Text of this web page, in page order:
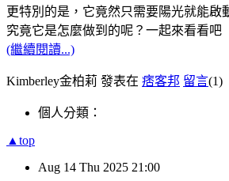
更特別的是，它竟然只需要陽光就能啟
究竟它是怎麼做到的呢？一起來看看吧
(繼續閱讀...)
Kimberley金柏莉 發表在 痞客邦 留言(1)
個人分類：
▲top
Aug 14 Thu 2025 21:00